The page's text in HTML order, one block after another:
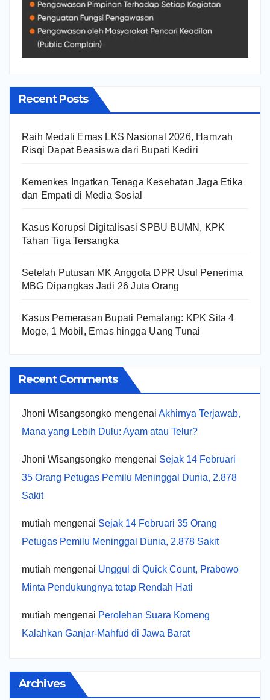
Recent Posts
Raih Medali Emas LKS Nasional 2026, Hamzah
Risqi Dapat Beasiswa dari Bupati Kediri
Kemenkes Ingatkan Tenaga Kesehatan Jaga Etika
dan Empati di Media Sosial
Kasus Korupsi Digitalisasi SPBU BUMN, KPK
Tahan Tiga Tersangka
Setelah Putusan MK Anggota DPR Usul Penerima
MBG Dipangkas Jadi 26 Juta Orang
Kasus Pemerasan Bupati Pemalang: KPK Sita 4
Moge, 1 Mobil, Emas hingga Uang Tunai
Recent Comments
Jhoni Wisangsongko mengenai Akhirnya Terjawab,
Mana yang Lebih Dulu: Ayam atau Telur?
Jhoni Wisangsongko mengenai Sejak 14 Februari
35 Orang Petugas Pemilu Meninggal Dunia, 2.878
Sakit
mutiah mengenai Sejak 14 Februari 35 Orang
Petugas Pemilu Meninggal Dunia, 2.878 Sakit
mutiah mengenai Unggul di Quick Count, Prabowo
Minta Pendukungnya tetap Rendah Hati
mutiah mengenai Perolehan Suara Komeng
Kalahkan Ganjar-Mahfud di Jawa Barat
Archives